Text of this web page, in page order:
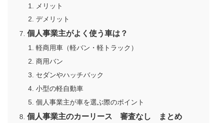
メリット
デメリット
個人事業主がよく使う車は？
軽商用車（軽バン・軽トラック）
商用バン
セダンやハッチバック
小型の軽自動車
個人事業主が車を選ぶ際のポイント
個人事業主のカーリース 審査なし まとめ